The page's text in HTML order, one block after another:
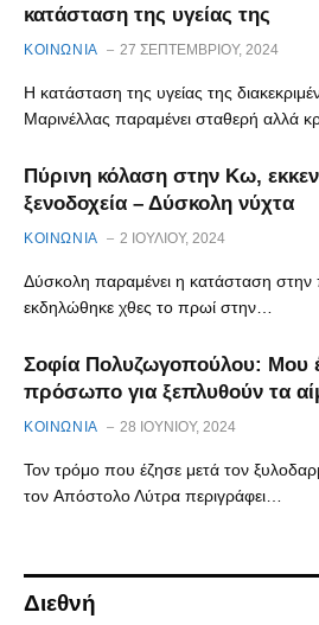
κατάσταση της υγείας της
ΚΟΙΝΩΝΙΑ 27 ΣΕΠΤΕΜΒΡΊΟΥ, 2024
Η κατάσταση της υγείας της
Μαρινέλλας παραμένει σταθερή αλλά
Πύρινη κόλαση στην Κω,
ξενοδοχεία – Δύσκολη νύχτα
ΚΟΙΝΩΝΙΑ 2 ΙΟΥΛΊΟΥ, 2024
Δύσκολη παραμένει η κατάσταση στην
εκδηλώθηκε χθες το πρωί στην…
Σοφία Πολυζωγοπούλου: Μου
πρόσωπο για ξεπλυθούν τα
ΚΟΙΝΩΝΙΑ 28 ΙΟΥΝΊΟΥ, 2024
Τον τρόμο που έζησε μετά τον
τον Απόστολο Λύτρα περιγράφει…
Διεθνή